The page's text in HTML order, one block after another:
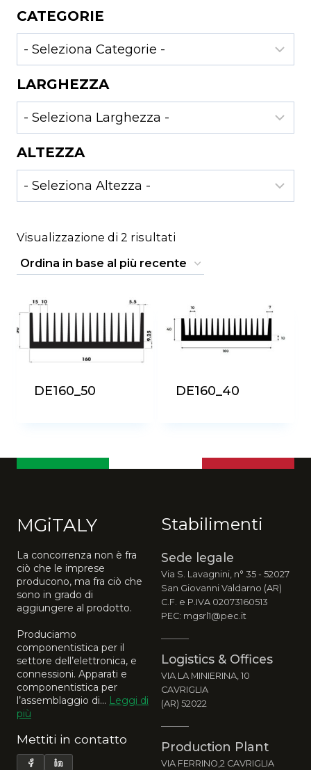
Visualizzazione di 2 risultati
in
base
più
recente
DE160_50 DE160_40
CATEGORIE
LARGHEZZA
ALTEZZA
MGiTALY
La concorrenza non è fra
ciò che le imprese
producono, ma fra ciò che
sono in grado di
aggiungere al prodotto.
Produciamo
componentistica per il
settore dell’elettronica, e
connessioni. Apparati e
componentistica per
l’assemblaggio di... Leggi di
più
Mettiti in contatto
Stabilimenti
Sede legale
Via S. Lavagnini, n° 35 - 52027
San Giovanni Valdarno (AR)
C.F. e P.IVA 02073160513
PEC: mgsrl1@pec.it
Logistics & Offices
VIA LA MINIERINA, 10
CAVRIGLIA
(AR) 52022
Production Plant
VIA FERRINO,2 CAVRIGLIA